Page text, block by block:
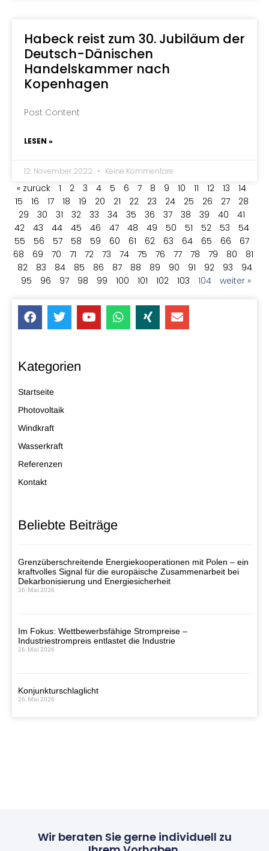
Habeck reist zum 30. Jubiläum der
Deutsch-Dänischen
Handelskammer nach
Kopenhagen
Post Content
LESEN »
12. November 2022 Keine Kommentare
« zurück 1 2 3 4 5 6 7 8 9 10 11 12 13
14
15
16 17 18 19 20 21 22 23 24 25 26 27
28
29
30 31 32 33 34 35 36 37 38 39 40
41
42
43 44 45 46 47 48 49 50 51 52 53
54
55
56 57 58 59 60 61 62 63 64 65 66
67
68
69 70 71 72 73 74 75 76 77 78 79 80
81
82
83 84 85 86 87 88 89 90 91 92 93
94
95
96 97 98 99 100 101 102 103 104 weiter »
Kategorien
Startseite
Photovoltaik
Windkraft
Wasserkraft
Referenzen
Kontakt
Beliebte Beiträge
Grenzüberschreitende Energiekooperationen mit Polen – ein
kraftvolles Signal für die europäische Zusammenarbeit bei
Dekarbonisierung und Energiesicherheit
26. Mai 2026
Im Fokus: Wettbewerbsfähige Strompreise –
Industriestrompreis entlastet die Industrie
26. Mai 2026
Konjunkturschlaglicht
26. Mai 2026
Wir beraten Sie gerne individuell zu